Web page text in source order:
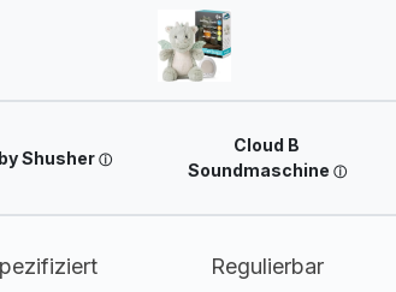
Shusher
Cloud B
Soundmaschine
Regulierbar